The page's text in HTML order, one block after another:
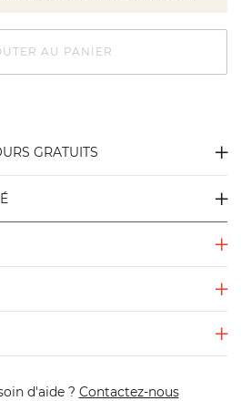
AU PANIER
GRATUITS
d'aide ? Contactez-nous